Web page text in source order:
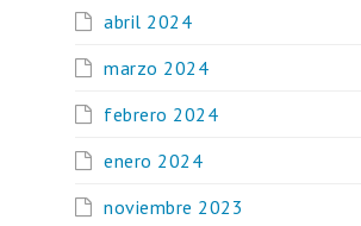
abril 2024
marzo 2024
febrero 2024
enero 2024
noviembre 2023